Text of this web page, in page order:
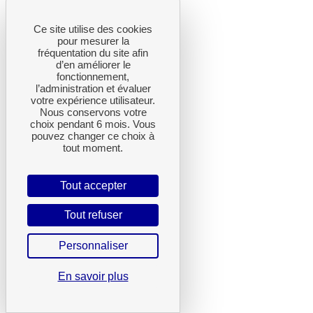
Ce site utilise des cookies
pour mesurer la
fréquentation du site afin
d’en améliorer le
fonctionnement,
l’administration et évaluer
votre expérience utilisateur.
Nous conservons votre
choix pendant 6 mois. Vous
pouvez changer ce choix à
tout moment.
Tout accepter
Tout refuser
Personnaliser
En savoir plus